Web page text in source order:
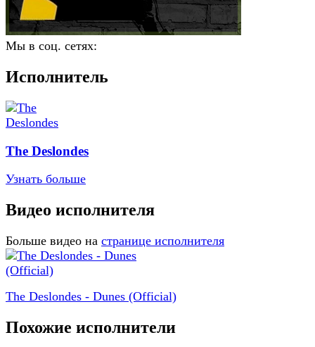
Мы в соц. сетях:
Исполнитель
The Deslondes
Узнать больше
Видео исполнителя
Больше видео на странице исполнителя
The Deslondes - Dunes (Official)
Похожие исполнители